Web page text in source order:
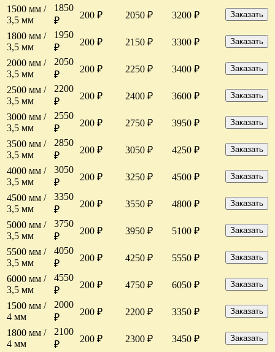
1500 мм /
3,5 мм
1850
₽
200 ₽ 2050 ₽ 3200 ₽ Заказать
1800 мм /
3,5 мм
1950
₽
200 ₽ 2150 ₽ 3300 ₽ Заказать
2000 мм /
3,5 мм
2050
₽
200 ₽ 2250 ₽ 3400 ₽ Заказать
2500 мм /
3,5 мм
2200
₽
200 ₽ 2400 ₽ 3600 ₽ Заказать
3000 мм /
3,5 мм
2550
₽
200 ₽ 2750 ₽ 3950 ₽ Заказать
3500 мм /
3,5 мм
2850
₽
200 ₽ 3050 ₽ 4250 ₽ Заказать
4000 мм /
3,5 мм
3050
₽
200 ₽ 3250 ₽ 4500 ₽ Заказать
4500 мм /
3,5 мм
3350
₽
200 ₽ 3550 ₽ 4800 ₽ Заказать
5000 мм /
3,5 мм
3750
₽
200 ₽ 3950 ₽ 5100 ₽ Заказать
5500 мм /
3,5 мм
4050
₽
200 ₽ 4250 ₽ 5550 ₽ Заказать
6000 мм /
3,5 мм
4550
₽
200 ₽ 4750 ₽ 6050 ₽ Заказать
1500 мм /
4 мм
2000
₽
200 ₽ 2200 ₽ 3350 ₽ Заказать
1800 мм /
4 мм
2100
₽
200 ₽ 2300 ₽ 3450 ₽ Заказать